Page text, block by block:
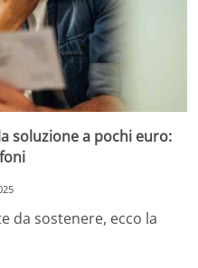
soluzione a pochi euro:
da sostenere, ecco la